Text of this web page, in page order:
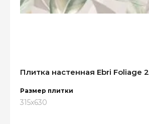
Плитка настенная Ebri Foliage 2
Размер плитки
315x630